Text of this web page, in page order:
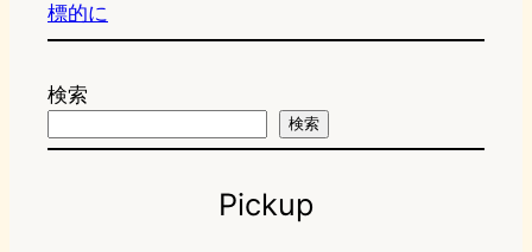
標的に
検索
検索
Pickup